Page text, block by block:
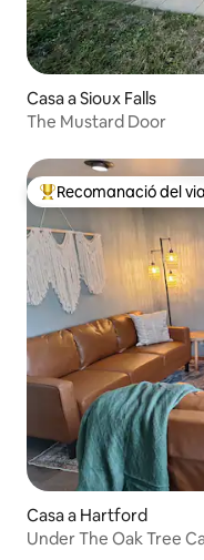
Casa a Sioux Falls
The Mustard Door
Principals
Recomanació del
Casa a Hartford
Under The Oak Tree